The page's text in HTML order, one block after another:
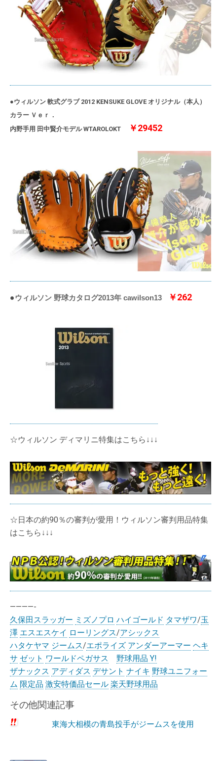
●ウィルソン 軟式グラブ 2012 KENSUKE GLOVE オリジナル（本人）
カラー Ｖｅｒ．
内野手用 田中賢介モデル WTAROLOKT
￥29452
●ウィルソン 野球カタログ2013年 cawilson13 ￥262
☆ウィルソン ディマリニ特集はこちら↓↓↓
☆日本の約90％の審判が愛用！ウィルソン審判用品特集
はこちら↓↓↓
————-
久保田スラッガー ミズノプロ ハイゴールド タマザワ/玉
澤 エスエスケイ ローリングス/アシックス
ハタケヤマ ジームス/エポライズ アンダーアーマー ヘキ
サ ゼット ワールドペガサス
野球用品 Y!
ザナックス アディダス デサント ナイキ 野球ユニフォー
ム 限定品 激安特価品セール 楽天野球用品
その他関連記事
東海大相模の青島投手がジームスを使用